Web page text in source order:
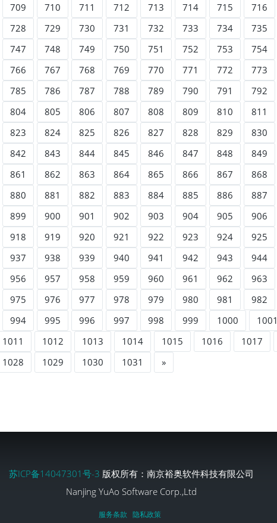
709 710 711 712 713 714 715 716
728 729 730 731 732 733 734 735
747 748 749 750 751 752 753 754
766 767 768 769 770 771 772 773
785 786 787 788 789 790 791 792
804 805 806 807 808 809 810 811
823 824 825 826 827 828 829 830
842 843 844 845 846 847 848 849
861 862 863 864 865 866 867 868
880 881 882 883 884 885 886 887
899 900 901 902 903 904 905 906
918 919 920 921 922 923 924 925
937 938 939 940 941 942 943 944
956 957 958 959 960 961 962 963
975 976 977 978 979 980 981 982
994 995 996 997 998 999 1000 1001
1011 1012 1013 1014 1015 1016 1017
1028 1029 1030 1031 »
苏ICP备14047301号-3 版权所有：南京裕奥软件科技有限公司
Nanjing YuAo Software Corp.,Ltd
服务条款 隐私政策